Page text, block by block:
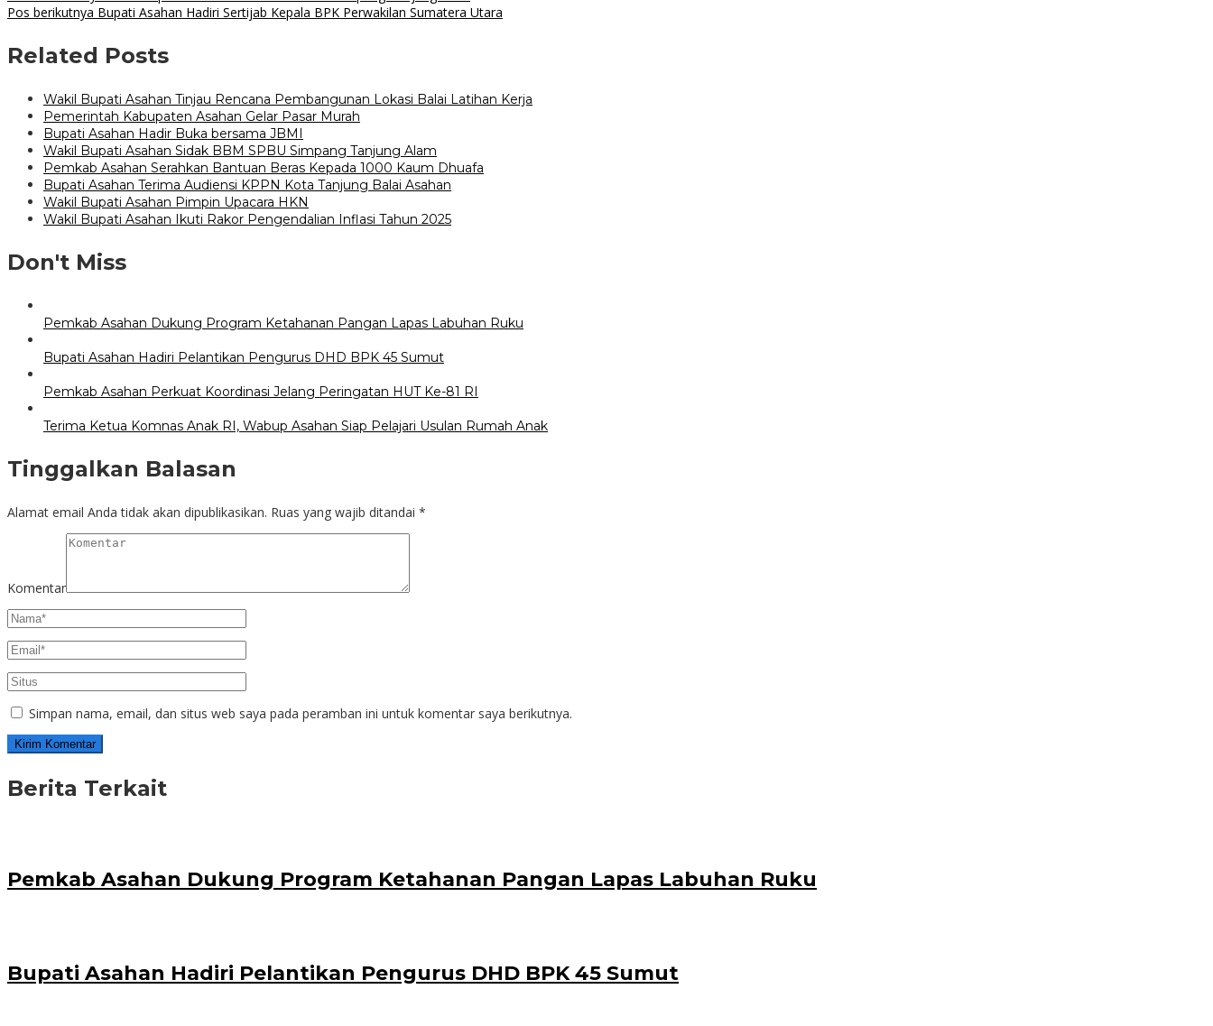
Pos berikutnya Bupati Asahan Hadiri Sertijab Kepala BPK Perwakilan Sumatera Utara
Related Posts
Wakil Bupati Asahan Tinjau Rencana Pembangunan Lokasi Balai Latihan Kerja
Pemerintah Kabupaten Asahan Gelar Pasar Murah
Bupati Asahan Hadir Buka bersama JBMI
Wakil Bupati Asahan Sidak BBM SPBU Simpang Tanjung Alam
Pemkab Asahan Serahkan Bantuan Beras Kepada 1000 Kaum Dhuafa
Bupati Asahan Terima Audiensi KPPN Kota Tanjung Balai Asahan
Wakil Bupati Asahan Pimpin Upacara HKN
Wakil Bupati Asahan Ikuti Rakor Pengendalian Inflasi Tahun 2025
Don't Miss
Pemkab Asahan Dukung Program Ketahanan Pangan Lapas Labuhan Ruku
Bupati Asahan Hadiri Pelantikan Pengurus DHD BPK 45 Sumut
Pemkab Asahan Perkuat Koordinasi Jelang Peringatan HUT Ke-81 RI
Terima Ketua Komnas Anak RI, Wabup Asahan Siap Pelajari Usulan Rumah Anak
Tinggalkan Balasan
Alamat email Anda tidak akan dipublikasikan. Ruas yang wajib ditandai *
Komentar
Simpan nama, email, dan situs web saya pada peramban ini untuk komentar saya berikutnya.
Berita Terkait
Pemkab Asahan Dukung Program Ketahanan Pangan Lapas Labuhan Ruku
Bupati Asahan Hadiri Pelantikan Pengurus DHD BPK 45 Sumut